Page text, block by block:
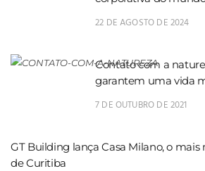
22 DE AGOSTO DE 2024
Contato com a
garantem uma vida
7 DE OUTUBRO DE 2021
GT Building lança Casa Milano, o mais
de Curitiba